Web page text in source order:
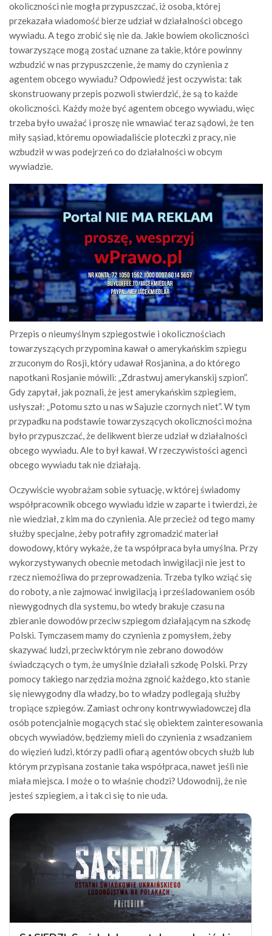
okoliczności nie mogła przypuszczać, iż osoba, której
przekazała wiadomość bierze udział w działalności obcego
wywiadu. A tego zrobić się nie da. Jakie bowiem okoliczności
towarzyszące mogą zostać uznane za takie, które powinny
wzbudzić w nas przypuszczenie, że mamy do czynienia z
agentem obcego wywiadu? Odpowiedź jest oczywista: tak
skonstruowany przepis pozwoli stwierdzić, że są to każde
okoliczności. Każdy może być agentem obcego wywiadu, więc
trzeba było uważać i proszę nie wmawiać teraz sądowi, że ten
miły sąsiad, któremu opowiadaliście ploteczki z pracy, nie
wzbudził w was podejrzeń co do działalności w obcym
wywiadzie.
Przepis o nieumyślnym szpiegostwie i okolicznościach
towarzyszących przypomina kawał o amerykańskim szpiegu
zrzuconym do Rosji, który udawał Rosjanina, a do którego
napotkani Rosjanie mówili: „Zdrastwuj amerykanskij szpion”.
Gdy zapytał, jak poznali, że jest amerykańskim szpiegiem,
usłyszał: „Potomu szto u nas w Sajuzie czornych niet”. W tym
przypadku na podstawie towarzyszących okoliczności można
było przypuszczać, że delikwent bierze udział w działalności
obcego wywiadu. Ale to był kawał. W rzeczywistości agenci
obcego wywiadu tak nie działają.
Oczywiście wyobrażam sobie sytuację, w której świadomy
współpracownik obcego wywiadu idzie w zaparte i twierdzi, że
nie wiedział, z kim ma do czynienia. Ale przecież od tego mamy
służby specjalne, żeby potrafiły zgromadzić materiał
dowodowy, który wykaże, że ta współpraca była umyślna. Przy
wykorzystywanych obecnie metodach inwigilacji nie jest to
rzecz niemożliwa do przeprowadzenia. Trzeba tylko wziąć się
do roboty, a nie zajmować inwigilacją i prześladowaniem osób
niewygodnych dla systemu, bo wtedy brakuje czasu na
zbieranie dowodów przeciw szpiegom działającym na szkodę
Polski. Tymczasem mamy do czynienia z pomysłem, żeby
skazywać ludzi, przeciw którym nie zebrano dowodów
świadczących o tym, że umyślnie działali szkodę Polski. Przy
pomocy takiego narzędzia można zgnoić każdego, kto stanie
się niewygodny dla władzy, bo to władzy podlegają służby
tropiące szpiegów. Zamiast ochrony kontrwywiadowczej dla
osób potencjalnie mogących stać się obiektem zainteresowania
obcych wywiadów, będziemy mieli do czynienia z wsadzaniem
do więzień ludzi, którzy padli ofiarą agentów obcych służb lub
którym przypisana zostanie taka współpraca, nawet jeśli nie
miała miejsca. I może o to właśnie chodzi? Udowodnij, że nie
jesteś szpiegiem, a i tak ci się to nie uda.